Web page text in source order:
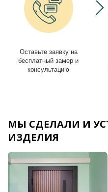
Оставьте заявку на
бесплатный замер и
консультацию
МЫ СДЕЛАЛИ И
ИЗДЕЛИЯ